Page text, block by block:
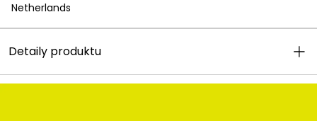
Netherlands
Detaily produktu